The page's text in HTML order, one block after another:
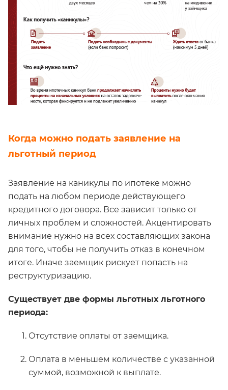
Когда можно подать заявление на
льготный период
Заявление на каникулы по ипотеке можно
подать на любом периоде действующего
кредитного договора. Все зависит только от
личных проблем и сложностей. Акцентировать
внимание нужно на всех составляющих закона
для того, чтобы не получить отказ в конечном
итоге. Иначе заемщик рискует попасть на
реструктуризацию.
Существует две формы льготных льготного
периода:
Отсутствие оплаты от заемщика.
Оплата в меньшем количестве с указанной
суммой, возможной к выплате.